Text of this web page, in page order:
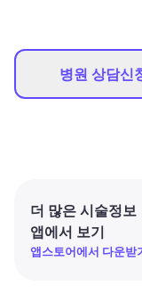
병원 상담신
더 많은 시술정보
앱에서 보기
앱스토어에서 다운받